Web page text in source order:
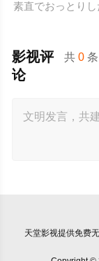
素直でおっとり
共0
影视评
论
天堂影视提供免费